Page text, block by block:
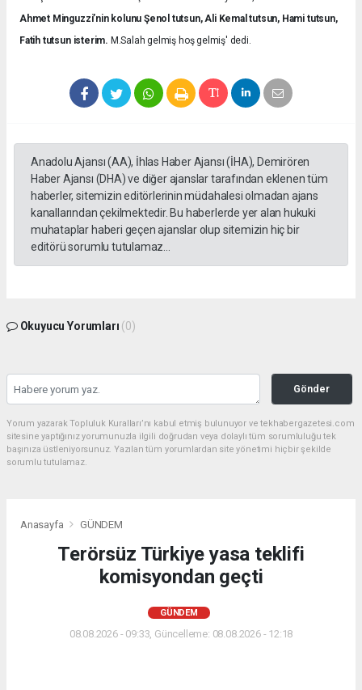
Ahmet Minguzzi’nin kolunu Şenol tutsun, Ali Kemal tutsun, Hami tutsun,
Fatih tutsun isterim. M.Salah gelmiş hoş gelmiş' dedi.
Anadolu Ajansı (AA), İhlas Haber Ajansı (İHA), Demirören
Haber Ajansı (DHA) ve diğer ajanslar tarafından eklenen tüm
haberler, sitemizin editörlerinin müdahalesi olmadan ajans
kanallarından çekilmektedir. Bu haberlerde yer alan hukuki
muhataplar haberi geçen ajanslar olup sitemizin hiç bir
editörü sorumlu tutulamaz...
Okuyucu Yorumları (0)
Gönder
Yorum yazarak Topluluk Kuralları’nı kabul etmiş bulunuyor ve tekhabergazetesi.com
sitesine yaptığınız yorumunuzla ilgili doğrudan veya dolaylı tüm sorumluluğu tek
başınıza üstleniyorsunuz. Yazılan tüm yorumlardan site yönetimi hiçbir şekilde
sorumlu tutulamaz.
Anasayfa GÜNDEM
Terörsüz Türkiye yasa teklifi
komisyondan geçti
GÜNDEM
08.08.2026 - 09:33, Güncelleme: 08.08.2026 - 12:18